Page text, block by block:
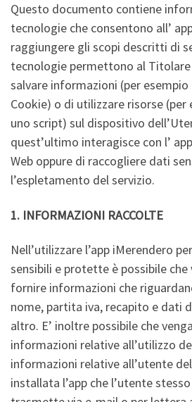
Questo documento contiene
tecnologie che consentono all’
raggiungere gli scopi descritti di
tecnologie permettono al
salvare informazioni (per
Cookie) o di utilizzare risorse (per
uno script) sul dispositivo
quest’ultimo interagisce con l’
Web oppure di raccogliere dati
l’espletamento del servizio.
1. INFORMAZIONI RACCOLTE
Nell’utilizzare l’app iMerendero
sensibili e protette è possibile
fornire informazioni che
nome, partita iva, recapito e dati
altro. E’ inoltre possibile che
informazioni relative all’utilizzo
informazioni relative all’utente
installata l’app che l’utente